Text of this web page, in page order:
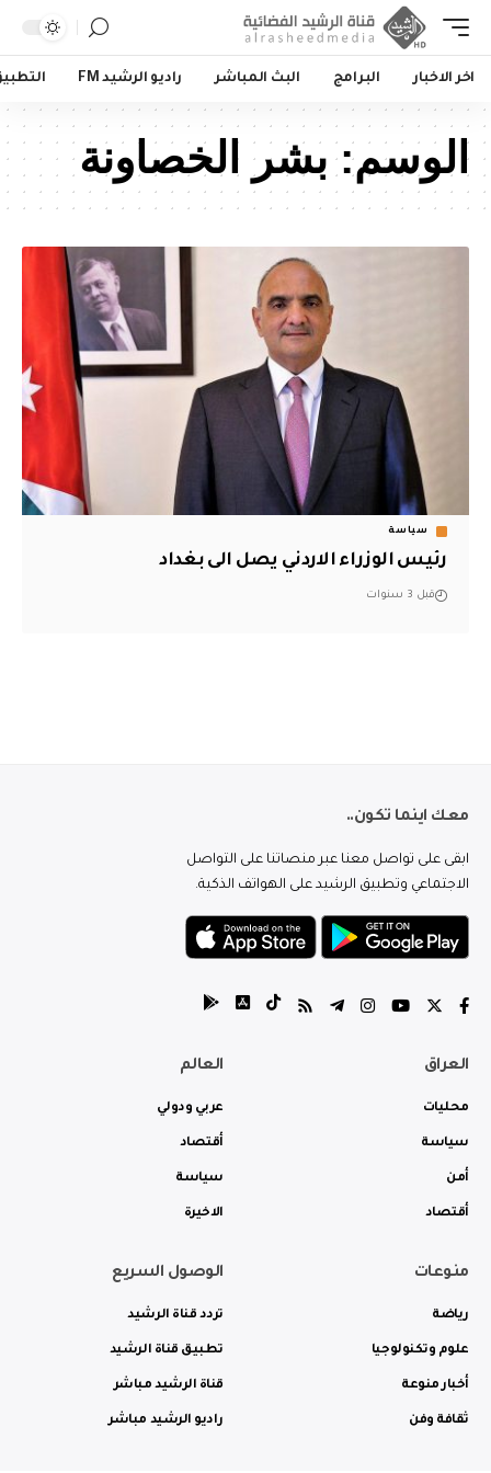
اخر الاخبار البرامج البث المباشر راديو الرشيد FM
الوسم:بشر الخصاونة
سياسة
رئيس الوزراء الاردني يصل الى بغداد
قبل 3 سنوات
معك اينما تكون..
ابقى على تواصل معنا عبر منصاتنا على التواصل
الاجتماعي وتطبيق الرشيد على الهواتف الذكية.
العراق
محليات
سياسة
أمن
أقتصاد
العالم
عربي ودولي
أقتصاد
سياسة
الاخيرة
منوعات
رياضة
علوم وتكنولوجيا
أخبار منوعة
ثقافة وفن
الوصول السريع
تردد قناة الرشيد
تطبيق قناة الرشيد
قناة الرشيد مباشر
راديو الرشيد مباشر